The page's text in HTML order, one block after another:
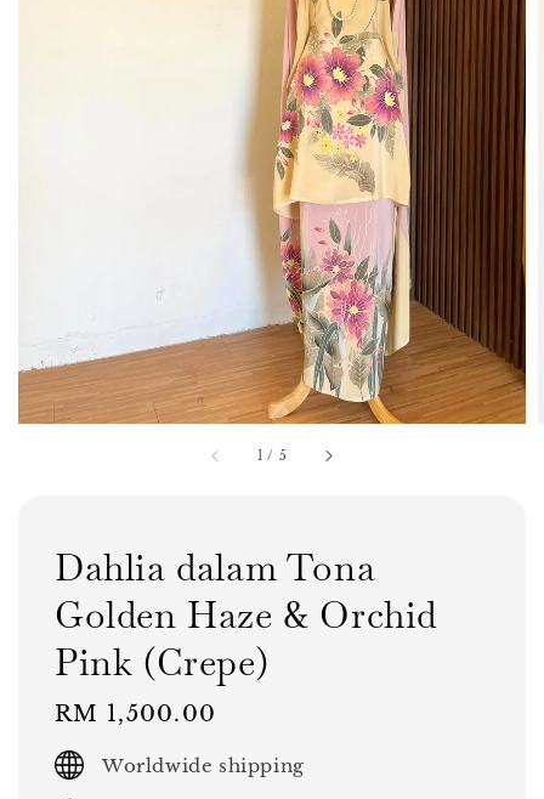
1 / 5
Dahlia dalam Tona
Golden Haze & Orchid
Pink (Crepe)
Regular
price
RM 1,500.00
Worldwide shipping